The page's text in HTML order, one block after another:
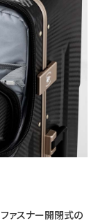
ァスナー開閉式の